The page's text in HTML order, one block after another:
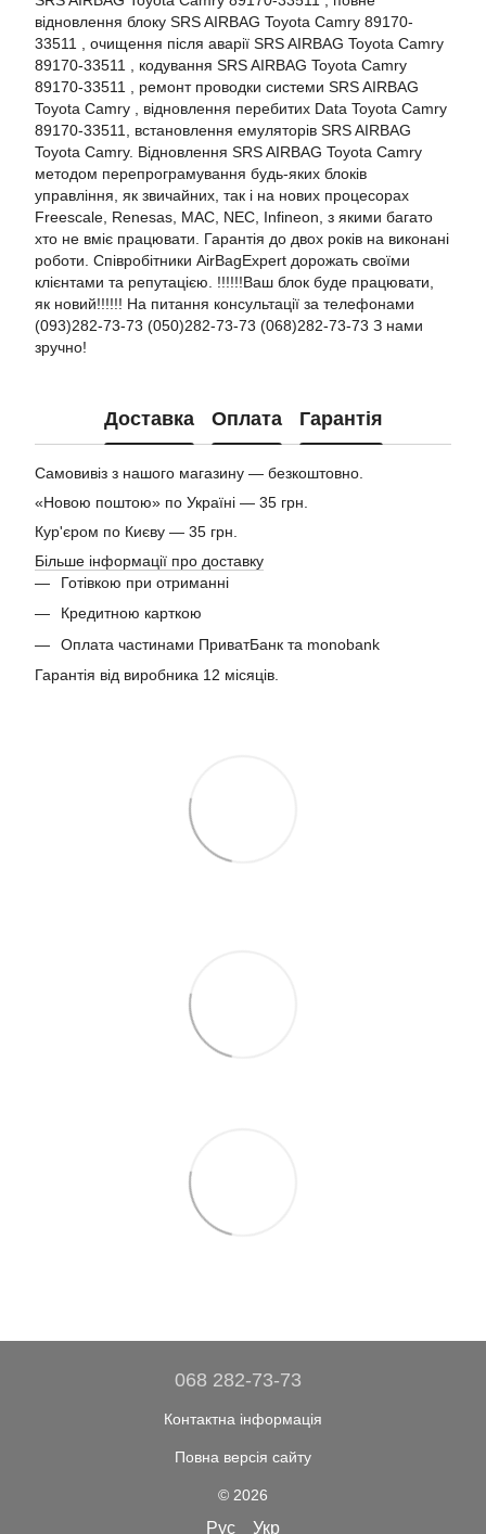
відновлення блоку SRS AIRBAG Toyota Camry 89170-
33511 , очищення після аварії SRS AIRBAG Toyota Camry
89170-33511 , кодування SRS AIRBAG Toyota Camry
89170-33511 , ремонт проводки системи SRS AIRBAG
Toyota Camry , відновлення перебитих Data Toyota Camry
89170-33511, встановлення емуляторів SRS AIRBAG
Toyota Camry. Відновлення SRS AIRBAG Toyota Camry
методом перепрограмування будь-яких блоків
управління, як звичайних, так і на нових процесорах
Freescale, Renesas, MAC, NEC, Infineon, з якими багато
хто не вміє працювати. Гарантія до двох років на виконані
роботи. Співробітники AirBagExpert дорожать своїми
клієнтами та репутацією. !!!!!!Ваш блок буде працювати,
як новий!!!!!! На питання консультації за телефонами
(093)282-73-73 (050)282-73-73 (068)282-73-73 З нами
зручно!
Доставка Оплата Гарантія
Самовивіз з нашого магазину — безкоштовно.
«Новою поштою» по Україні — 35 грн.
Кур'єром по Києву — 35 грн.
Більше інформації про доставку
Готівкою при отриманні
Кредитною карткою
Оплата частинами ПриватБанк та monobank
Гарантія від виробника 12 місяців.
068 282-73-73
Контактна інформація
Повна версія сайту
© 2026
Рус Укр